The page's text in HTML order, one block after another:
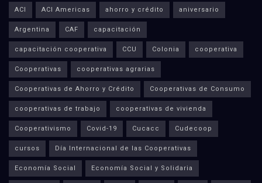
ACI ACI Americas ahorro y crédito aniversario
Argentina CAF capacitación
capacitación cooperativa CCU Colonia cooperativa
Cooperativas cooperativas agrarias
Cooperativas de Ahorro y Crédito Cooperativas de Consumo
cooperativas de trabajo cooperativas de vivienda
Cooperativismo Covid-19 Cucacc Cudecoop
cursos Día Internacional de las Cooperativas
Economía Social Economía Social y Solidaria